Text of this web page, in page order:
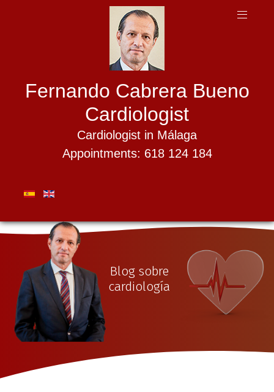
Fernando Cabrera Bueno
Cardiologist
Cardiologist in Málaga
Appointments: 618 124 184
Blog sobre
cardiología